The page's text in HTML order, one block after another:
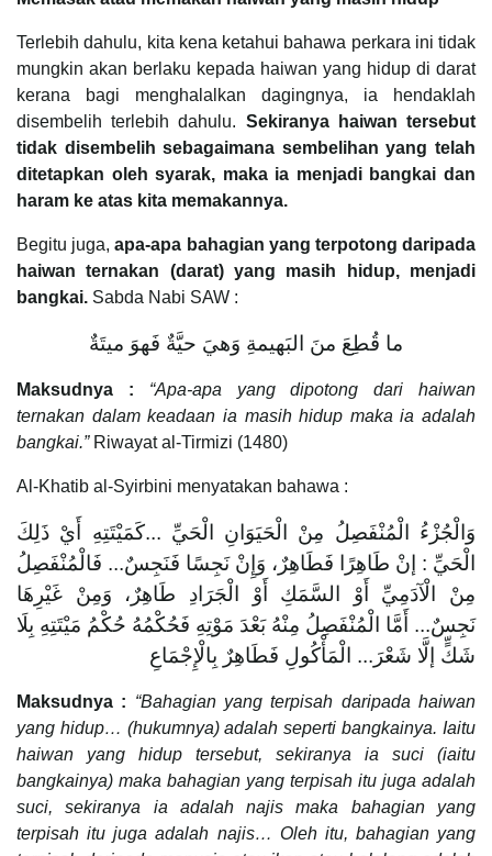
Terlebih dahulu, kita kena ketahui bahawa perkara ini tidak
mungkin akan berlaku kepada haiwan yang hidup di darat
kerana bagi menghalalkan dagingnya, ia hendaklah
disembelih terlebih dahulu. Sekiranya haiwan tersebut
tidak disembelih sebagaimana sembelihan yang telah
ditetapkan oleh syarak, maka ia menjadi bangkai dan
haram ke atas kita memakannya.
Begitu juga,apa-apa bahagian yang terpotong daripada
haiwan ternakan (darat) yang masih hidup, menjadi
bangkai. Sabda Nabi SAW :
ما قُطِعَ منَ البَهيمةِ وَهيَ حيَّةٌ فَهوَ ميتَةٌ
Maksudnya :
“Apa-apa yang dipotong dari haiwan
ternakan dalam keadaan ia masih hidup maka ia adalah
bangkai.”Riwayat al-Tirmizi (1480)
Al-Khatib al-Syirbini menyatakan bahawa :
وَالْجُزْءُ الْمُنْفَصِلُ مِنْ الْحَيَوَانِ الْحَيِّ ...كَمَيْتَتِهِ أَيْ ذَلِكَ
الْحَيِّ : إنْ طَاهِرًا فَطَاهِرٌ، وَإِنْ نَجِسًا فَنَجِسٌ... فَالْمُنْفَصِلُ
مِنْ الْآدَمِيِّ أَوْ السَّمَكِ أَوْ الْجَرَادِ طَاهِرٌ، وَمِنْ غَيْرِهَا
نَجِسٌ... أَمَّا الْمُنْفَصِلُ مِنْهُ بَعْدَ مَوْتِهِ فَحُكْمُهُ حُكْمُ مَيْتَتِهِ بِلَا
شَكٍّ إلَّا شَعْرَ... الْمَأْكُولِ فَطَاهِرٌ بِالْإِجْمَاعِ
Maksudnya : “Bahagian yang terpisah daripada haiwan
yang hidup… (hukumnya) adalah seperti bangkainya. Iaitu
haiwan yang hidup tersebut, sekiranya ia suci (iaitu
bangkainya) maka bahagian yang terpisah itu juga adalah
suci, sekiranya ia adalah najis maka bahagian yang
terpisah itu juga adalah najis… Oleh itu, bahagian yang